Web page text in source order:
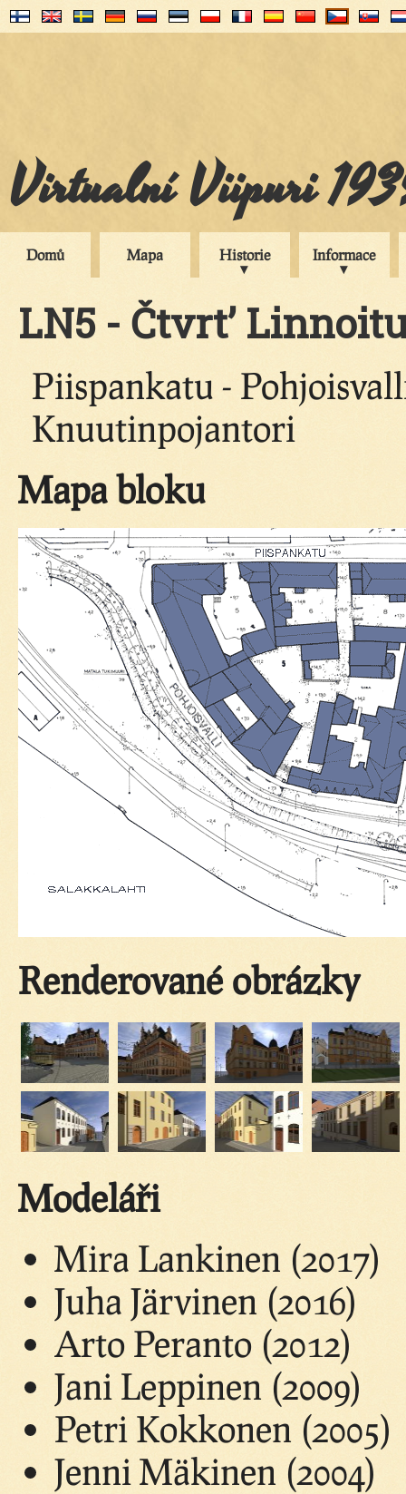
Virtualní Viipuri
Domů Mapa Historie Informace
LN5 - Čtvrt’
Piispankatu -
Knuutinpojantori
Mapa bloku
Renderované obrázky
Modeláři
Mira Lankinen (2017)
Juha Järvinen (2016)
Arto Peranto (2012)
Jani Leppinen (2009)
Petri Kokkonen (2005)
Jenni Mäkinen (2004)